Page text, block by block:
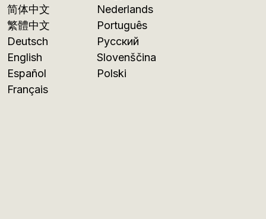
简体中文
繁體中文
Deutsch
English
Español
Français
Nederlands
Português
Русский
Slovenščina
Polski